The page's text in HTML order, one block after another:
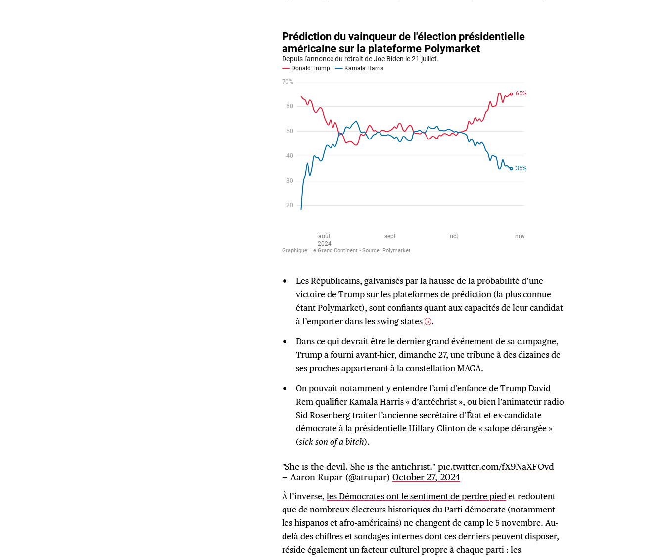
Les Républicains, galvanisés par la hausse de la probabilité d’une
victoire de Trump sur les plateformes de prédiction (la plus connue
étant Polymarket), sont confiants quant aux capacités de leur candidat
à l’emporter dans les swing states 3 .
Dans ce qui devrait être le dernier grand événement de sa campagne,
Trump a fourni avant-hier, dimanche 27, une tribune à des dizaines de
ses proches appartenant à la constellation MAGA.
On pouvait notamment y entendre l’ami d’enfance de Trump David
Rem qualifier Kamala Harris « d’antéchrist », ou bien l’animateur radio
Sid Rosenberg traiter l’ancienne secrétaire d’État et ex-candidate
démocrate à la présidentielle Hillary Clinton de « salope dérangée »
(sick son of a bitch).
"She is the devil. She is the antichrist."pic.twitter.com/fX9NaXFOvd
— Aaron Rupar (@atrupar)October 27, 2024
À l’inverse,les Démocrates ont le sentiment de perdre piedet redoutent
que de nombreux électeurs historiques du Parti démocrate (notamment
les hispanos et afro-américains) ne changent de camp le 5 novembre. Au-
delà des chiffres et sondages internes dont ces derniers peuvent disposer,
réside également un facteur culturel propre à chaque parti : les